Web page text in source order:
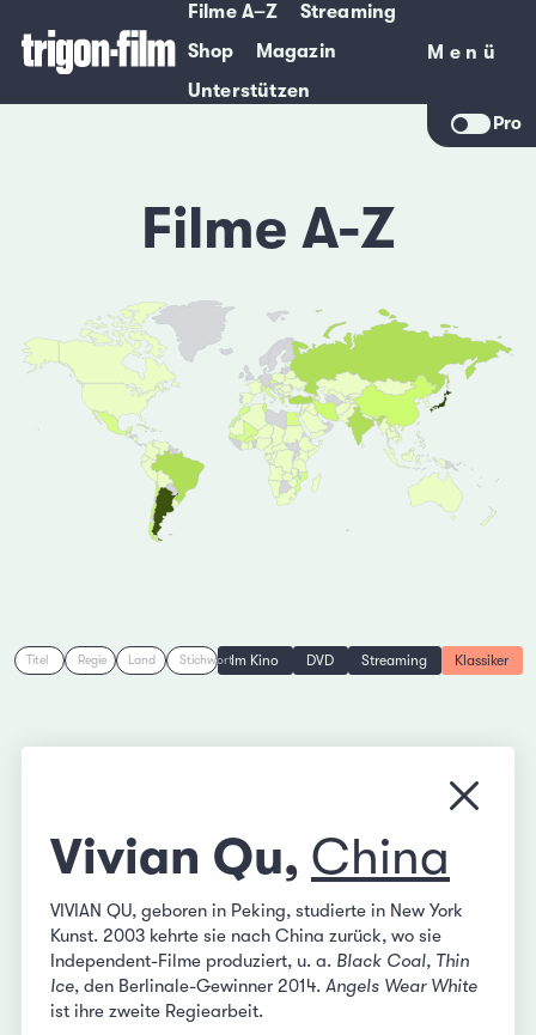
Filme A–Z
Streaming
Shop
Magazin
Unterstützen
Menü
Menü
Pro
Filme A-Z
Titel Regie Land StichwortIm Kino DVD Streaming Klassiker
Menü
Vivian Qu, China
VIVIAN QU, geboren in Peking, studierte in New York
Kunst. 2003 kehrte sie nach China zurück, wo sie
Independent-Filme produziert, u. a. Black Coal, Thin
Ice, den Berlinale-Gewinner 2014. Angels Wear White
ist ihre zweite Regiearbeit.